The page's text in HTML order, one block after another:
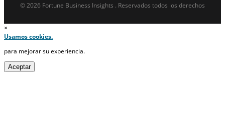
© 2026 Fortune Business Insights . Reservados todos los derechos
×
Usamos cookies.
para mejorar su experiencia.
Aceptar